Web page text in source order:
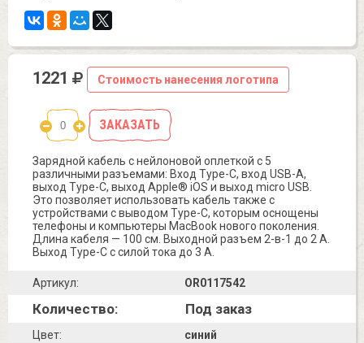
1221 Стоимость нанесения логотипа
ЗАКАЗАТЬ
Зарядной кабель с нейлоновой оплеткой с 5
различными разъемами: Вход Type-C, вход USB-A,
выход Type-C, выход Apple® iOS и выход micro USB.
Это позволяет использовать кабель также с
устройствами с выводом Type-C, которым оснощены
телефоны и компьютеры MacBook нового поколения.
Длина кабеля — 100 см. Выходной разъем 2-в-1 до 2 А.
Выход Type-C с силой тока до 3 А.
Артикул: OR0117542
Количество: Под заказ
Цвет:
синий